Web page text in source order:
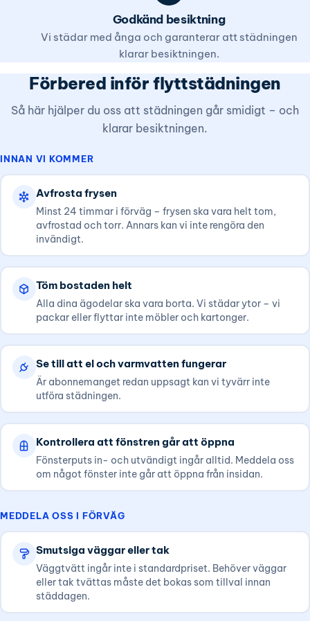
Godkänd besiktning
Vi städar med ånga och garanterar att städningen
klarar besiktningen.
Förbered inför flyttstädningen
Så här hjälper du oss att städningen går smidigt – och
klarar besiktningen.
INNAN VI KOMMER
Avfrosta frysen
Minst 24 timmar i förväg – frysen ska vara helt tom,
avfrostad och torr. Annars kan vi inte rengöra den
invändigt.
Töm bostaden helt
Alla dina ägodelar ska vara borta. Vi städar ytor – vi
packar eller flyttar inte möbler och kartonger.
Se till att el och varmvatten fungerar
Är abonnemanget redan uppsagt kan vi tyvärr inte
utföra städningen.
Kontrollera att fönstren går att öppna
Fönsterputs in- och utvändigt ingår alltid. Meddela oss
om något fönster inte går att öppna från insidan.
MEDDELA OSS I FÖRVÄG
Smutsiga väggar eller tak
Väggtvätt ingår inte i standardpriset. Behöver väggar
eller tak tvättas måste det bokas som tillval innan
städdagen.